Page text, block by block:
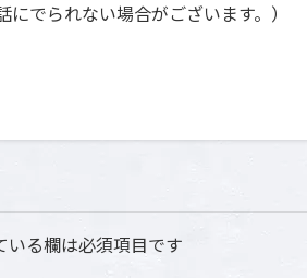
でられない場合がございます。）
いる欄は必須項目です